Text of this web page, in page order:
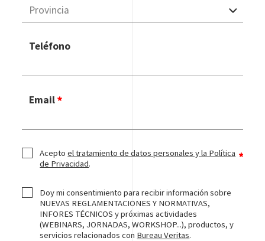
Teléfono
Email
Aceptoel tratamiento de datos personales y la Política
de Privacidad.
Doy mi consentimiento para recibir información sobre
NUEVAS REGLAMENTACIONES Y NORMATIVAS,
INFORES TÉCNICOS y próximas actividades
(WEBINARS, JORNADAS, WORKSHOP...), productos, y
servicios relacionados con Bureau Veritas.